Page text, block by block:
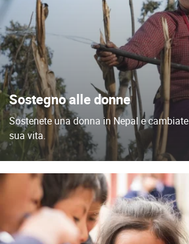
Sostegno alle donne
Sostenete una donna in Nepal e
sua vita.